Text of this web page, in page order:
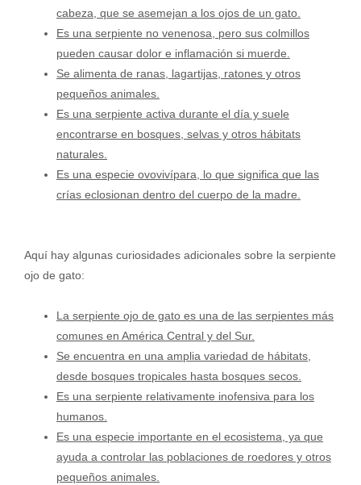
cabeza, que se asemejan a los ojos de un gato.
Es una serpiente no venenosa, pero sus colmillos
pueden causar dolor e inflamación si muerde.
Se alimenta de ranas, lagartijas, ratones y otros
pequeños animales.
Es una serpiente activa durante el día y suele
encontrarse en bosques, selvas y otros hábitats
naturales.
Es una especie ovovivípara, lo que significa que las
crías eclosionan dentro del cuerpo de la madre.
Aquí hay algunas curiosidades adicionales sobre la serpiente
ojo de gato:
La serpiente ojo de gato es una de las serpientes más
comunes en América Central y del Sur.
Se encuentra en una amplia variedad de hábitats,
desde bosques tropicales hasta bosques secos.
Es una serpiente relativamente inofensiva para los
humanos.
Es una especie importante en el ecosistema, ya que
ayuda a controlar las poblaciones de roedores y otros
pequeños animales.